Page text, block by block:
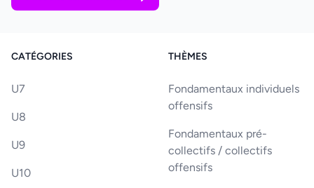
CATÉGORIES
U7
U8
U9
U10
THÈMES
Fondamentaux individuels
offensifs
Fondamentaux pré-
collectifs / collectifs
offensifs